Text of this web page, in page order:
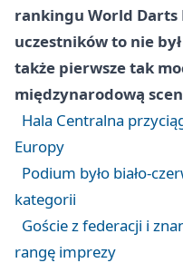
rankingu World Darts
uczestników to nie
także pierwsze tak
międzynarodową
Hala Centralna
Europy
Podium było biało-
kategorii
Goście z federacji i
rangę imprezy